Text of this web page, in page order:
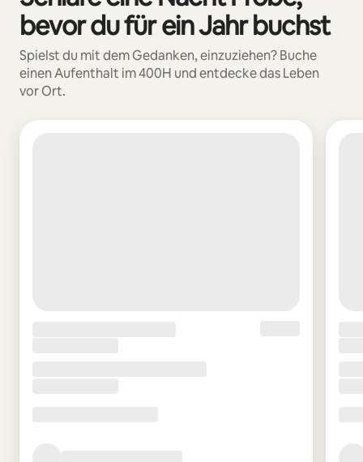
bevor du für ein Jahr buchst
Spielst du mit dem Gedanken, einzuziehen? Buche
einen Aufenthalt im 400H und entdecke das Leben
vor Ort.